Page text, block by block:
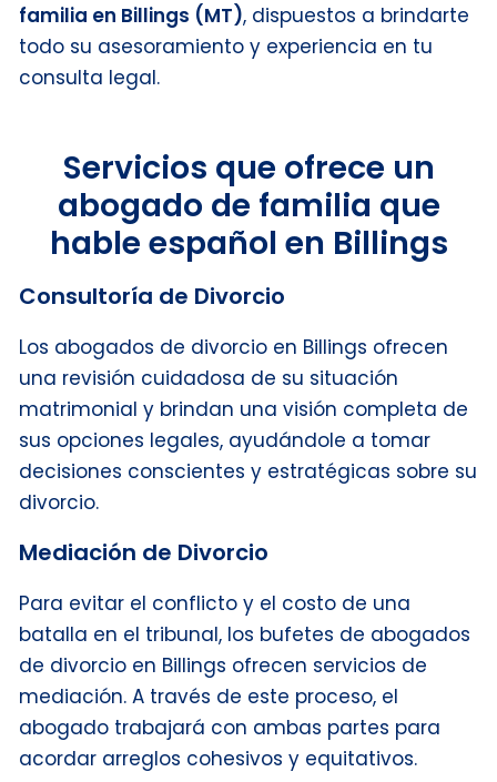
familia en Billings (MT), dispuestos a brindarte
todo su asesoramiento y experiencia en tu
consulta legal.
Servicios que ofrece un
abogado de familia que
hable español en Billings
Consultoría de Divorcio
Los abogados de divorcio en Billings ofrecen
una revisión cuidadosa de su situación
matrimonial y brindan una visión completa de
sus opciones legales, ayudándole a tomar
decisiones conscientes y estratégicas sobre su
divorcio.
Mediación de Divorcio
Para evitar el conflicto y el costo de una
batalla en el tribunal, los bufetes de abogados
de divorcio en Billings ofrecen servicios de
mediación. A través de este proceso, el
abogado trabajará con ambas partes para
acordar arreglos cohesivos y equitativos.